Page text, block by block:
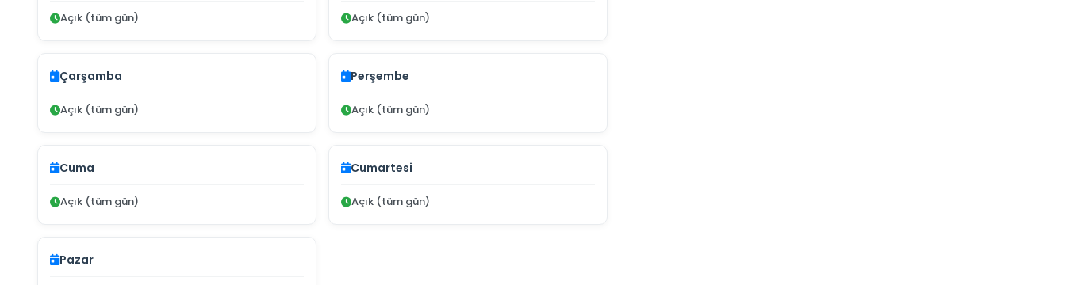
Açık (tüm gün) Açık (tüm gün)
Çarşamba
Açık (tüm gün)
Perşembe
Açık (tüm gün)
Cuma
Açık (tüm gün)
Cumartesi
Açık (tüm gün)
Pazar